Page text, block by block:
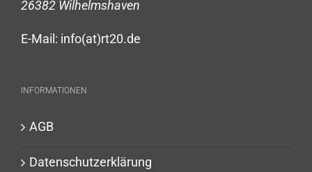
26382 Wilhelmshaven
E-Mail: info(at)rt20.de
INFORMATIONEN
AGB
Datenschutzerklärung